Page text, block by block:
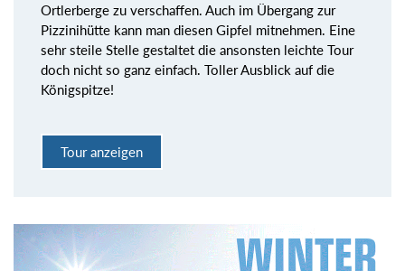
Ortlerberge zu verschaffen. Auch im Übergang zur
Pizzinihütte kann man diesen Gipfel mitnehmen. Eine
sehr steile Stelle gestaltet die ansonsten leichte Tour
doch nicht so ganz einfach. Toller Ausblick auf die
Königspitze!
Tour anzeigen